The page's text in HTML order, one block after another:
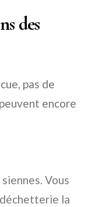
des
pas de
encore
Vous
la